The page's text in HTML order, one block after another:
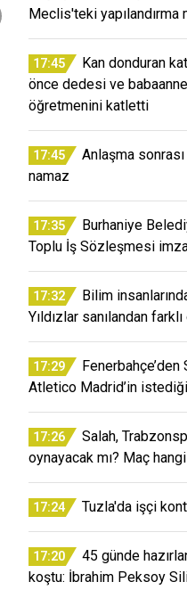
Meclis'teki yapılandırma
17:45
Kan donduran
önce dedesi ve
öğretmenini katletti
17:45
Anlaşma
namaz
17:35
Burhaniye
Toplu İş Sözleşmesi
17:32
Bilim
Yıldızlar sanılandan
17:29
Atletico Madrid’in
17:26
Salah,
oynayacak mı? Maç
17:24 Tuzla'da işçi
17:20
45 günde
koştu: İbrahim Peksoy